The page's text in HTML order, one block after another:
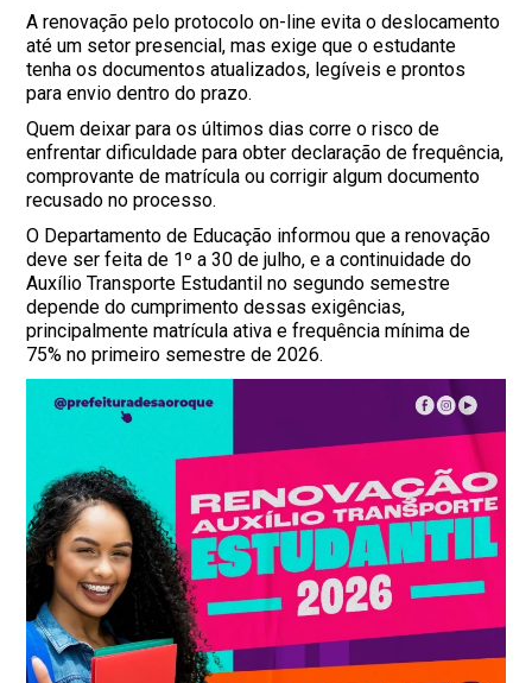
A renovação pelo protocolo on-line evita o deslocamento
até um setor presencial, mas exige que o estudante
tenha os documentos atualizados, legíveis e prontos
para envio dentro do prazo.
Quem deixar para os últimos dias corre o risco de
enfrentar dificuldade para obter declaração de frequência,
comprovante de matrícula ou corrigir algum documento
recusado no processo.
O Departamento de Educação informou que a renovação
deve ser feita de 1º a 30 de julho, e a continuidade do
Auxílio Transporte Estudantil no segundo semestre
depende do cumprimento dessas exigências,
principalmente matrícula ativa e frequência mínima de
75% no primeiro semestre de 2026.